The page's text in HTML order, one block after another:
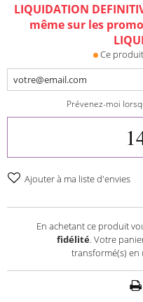
LIQUIDATION
même sur les
Ce
Prévenez-moi
Ajouter à ma liste d'envies
En achetant ce produit
fidélité. Votre
transformé(s)